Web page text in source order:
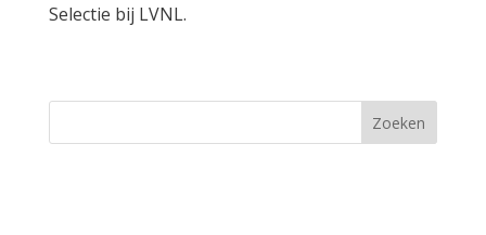
Selectie bij LVNL.
Zoeken